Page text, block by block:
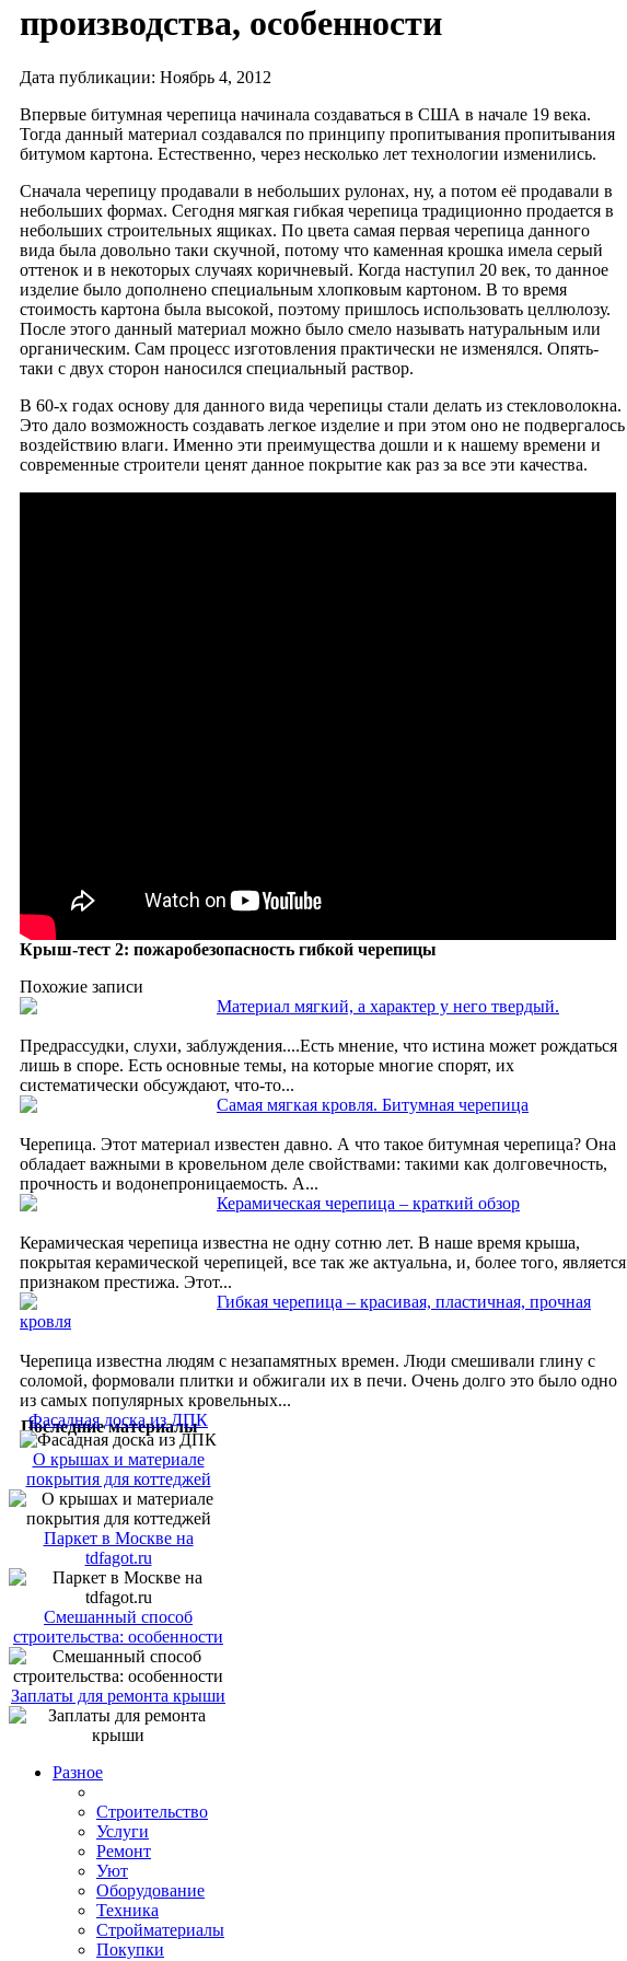
производства, особенности
Дата публикации: Ноябрь 4, 2012
Впервые битумная черепица начинала создаваться в США в начале 19 века.
Тогда данный материал создавался по принципу пропитывания пропитывания
битумом картона. Естественно, через несколько лет технологии изменились.
Сначала черепицу продавали в небольших рулонах, ну, а потом её продавали в
небольших формах. Сегодня мягкая гибкая черепица традиционно продается в
небольших строительных ящиках. По цвета самая первая черепица данного
вида была довольно таки скучной, потому что каменная крошка имела серый
оттенок и в некоторых случаях коричневый. Когда наступил 20 век, то данное
изделие было дополнено специальным хлопковым картоном. В то время
стоимость картона была высокой, поэтому пришлось использовать целлюлозу.
После этого данный материал можно было смело называть натуральным или
органическим. Сам процесс изготовления практически не изменялся. Опять-
таки с двух сторон наносился специальный раствор.
В 60-х годах основу для данного вида черепицы стали делать из стекловолокна.
Это дало возможность создавать легкое изделие и при этом оно не подвергалось
воздействию влаги. Именно эти преимущества дошли и к нашему времени и
современные строители ценят данное покрытие как раз за все эти качества.
Крыш-тест 2: пожаробезопасность гибкой черепицы
Похожие записи
Материал мягкий, а характер у него твердый.
Предрассудки, слухи, заблуждения....Есть мнение, что истина может рождаться
лишь в споре. Есть основные темы, на которые многие спорят, их
систематически обсуждают, что-то...
Самая мягкая кровля. Битумная черепица
Черепица. Этот материал известен давно. А что такое битумная черепица? Она
обладает важными в кровельном деле свойствами: такими как долговечность,
прочность и водонепроницаемость. А...
Керамическая черепица – краткий обзор
Керамическая черепица известна не одну сотню лет. В наше время крыша,
покрытая керамической черепицей, все так же актуальна, и, более того, является
признаком престижа. Этот...
Гибкая черепица – красивая, пластичная, прочная
кровля
Черепица известна людям с незапамятных времен. Люди смешивали глину с
соломой, формовали плитки и обжигали их в печи. Очень долго это было одно
из самых популярных кровельных...
Последние материалы
Фасадная доска из ДПК
О крышах и материале
покрытия для коттеджей
Паркет в Москве на
tdfagot.ru
Смешанный способ
строительства: особенности
Заплаты для ремонта крыши
Разное
Строительство
Услуги
Ремонт
Уют
Оборудование
Техника
Стройматериалы
Покупки